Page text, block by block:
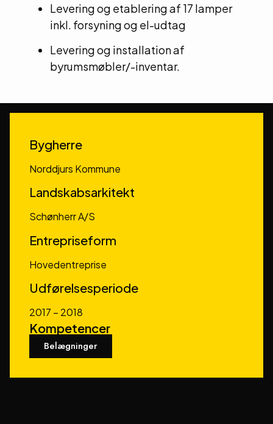
Levering og etablering af 17 lamper
inkl. forsyning og el-udtag
Levering og installation af
byrumsmøbler/-inventar.
Bygherre
Norddjurs Kommune
Landskabsarkitekt
Schønherr A/S
Entrepriseform
Hovedentreprise
Udførelsesperiode
2017 – 2018
Kompetencer
Belægninger